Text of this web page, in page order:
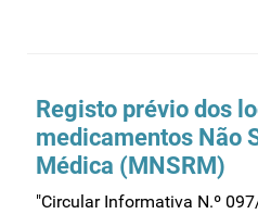
Hemoderivados
Importação
Informação estatística
Registo prévio dos
medicamentos Não
Médica (MNSRM)
"Circular Informativa N.º